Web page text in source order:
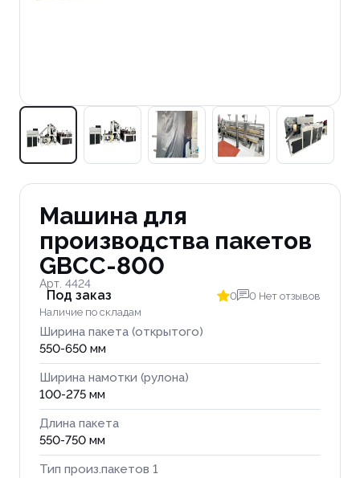
Машина для
производства пакетов
GBCC-800
Арт. 4424
Под заказ
Наличие по складам
0 0 Нет отзывов
Ширина пакета (открытого)
550-650 мм
Ширина намотки (рулона)
100-275 мм
Длина пакета
550-750 мм
Тип произ.пакетов 1